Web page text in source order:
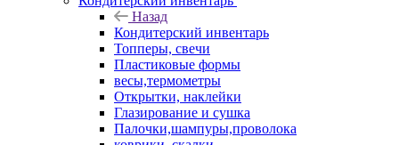
Назад
Кондитерский инвентарь
Топперы, свечи
Пластиковые формы
весы,термометры
Открытки, наклейки
Глазирование и сушка
Палочки,шампуры,проволока